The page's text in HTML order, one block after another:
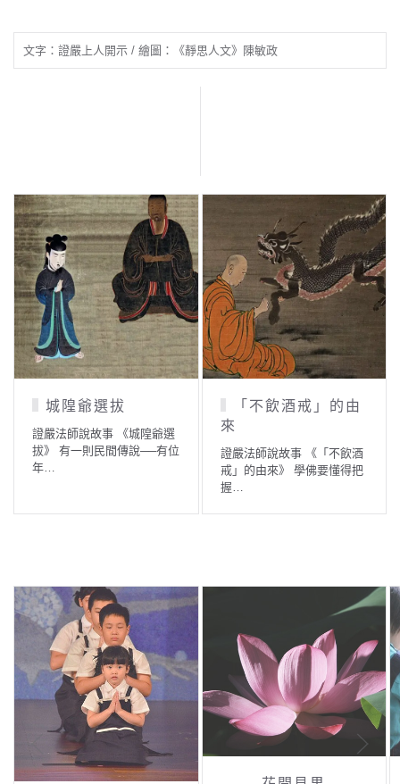
文字：證嚴上人開示 / 繪圖：《靜思人文》陳敏政
老禪師的叮嚀
證嚴法師說故事 《老禪師的
叮嚀》 有位禪師帶著一位小
沙…
小鳥與阿育王
證嚴法師說故事 《小鳥與阿
育王》 印度有一個古老的小
故…